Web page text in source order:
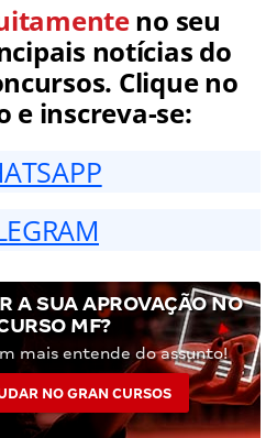
no seu
notícias do
Clique no
e inscreva-se:
A SUA APROVAÇÃO NO
MF?
mais entende do assunto!
NO GRAN CURSOS